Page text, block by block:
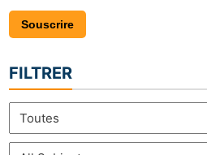
Souscrire
FILTRER